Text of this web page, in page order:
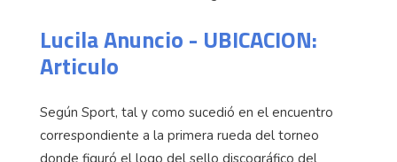
Lucila Anuncio - UBICACION:
Articulo
Según Sport, tal y como sucedió en el encuentro
correspondiente a la primera rueda del torneo